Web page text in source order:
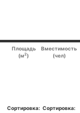
Площадь
(м2)
Вместимость
(чел)
Сортировка: Сортировка: